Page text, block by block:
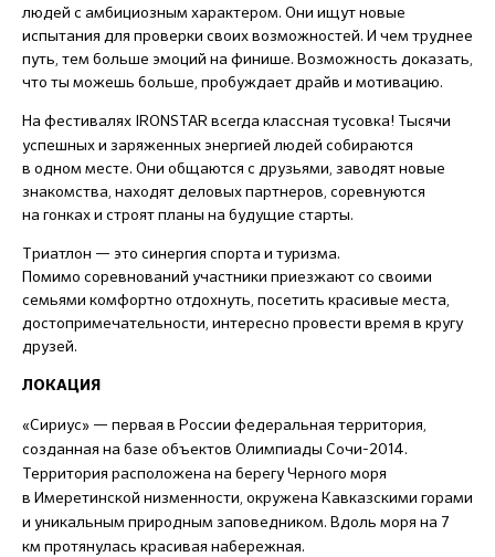
людей с амбициозным характером. Они ищут новые
испытания для проверки своих возможностей. И чем труднее
путь, тем больше эмоций на финише. Возможность доказать,
что ты можешь больше, пробуждает драйв и мотивацию.
На фестивалях IRONSTARвсегда классная тусовка! Тысячи
успешных и заряженных энергией людей собираются
в одном месте. Они общаются с друзьями, заводят новые
знакомства, находят деловых партнеров, соревнуются
на гонках и строят планы на будущие старты.
Триатлон — это синергия спорта и туризма.
Помимо соревнований участники приезжают со своими
семьями комфортно отдохнуть, посетить красивые места,
достопримечательности, интересно провести время в кругу
друзей.
ЛОКАЦИЯ
«Сириус» — первая в России федеральная территория,
созданная на базе объектов Олимпиады Сочи-2014.
Территория расположена на берегу Черного моря
в Имеретинской низменности, окружена Кавказскими горами
и уникальным природным заповедником. Вдоль моря на 7
км протянулась красивая набережная.